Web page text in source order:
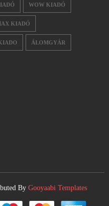
WOW KIADÓ
KIADÓ
ÁLOMGYÁR
ByGooyaabi Templates